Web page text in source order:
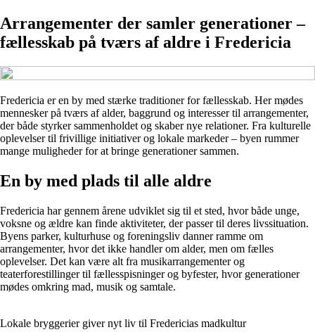
Arrangementer der samler generationer –
fællesskab på tværs af aldre i Fredericia
Fredericia er en by med stærke traditioner for fællesskab. Her mødes
mennesker på tværs af alder, baggrund og interesser til arrangementer,
der både styrker sammenholdet og skaber nye relationer. Fra kulturelle
oplevelser til frivillige initiativer og lokale markeder – byen rummer
mange muligheder for at bringe generationer sammen.
En by med plads til alle aldre
Fredericia har gennem årene udviklet sig til et sted, hvor både unge,
voksne og ældre kan finde aktiviteter, der passer til deres livssituation.
Byens parker, kulturhuse og foreningsliv danner ramme om
arrangementer, hvor det ikke handler om alder, men om fælles
oplevelser. Det kan være alt fra musikarrangementer og
teaterforestillinger til fællesspisninger og byfester, hvor generationer
mødes omkring mad, musik og samtale.
Lokale bryggerier giver nyt liv til Fredericias madkultur